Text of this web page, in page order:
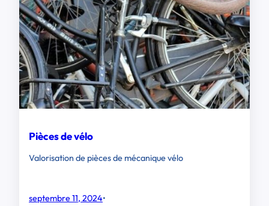
Pièces de vélo
Valorisation de pièces de mécanique vélo
septembre 11, 2024•